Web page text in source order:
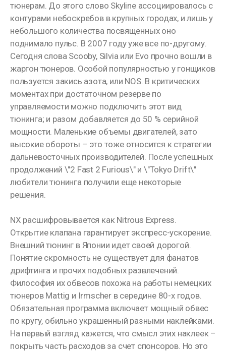
тюнерам. До этого слово Skyline ассоциировалось с
контурами небоскребов в крупных городах, и лишь у
небольшого количества посвященных оно
поднимало пульс. В 2007 году уже все по-другому.
Сегодня слова Scooby, Silvia или Evo прочно вошли в
жаргон тюнеров. Особой популярностью у гонщиков
пользуется закись азота, или NOS. В критических
моментах при достаточном резерве по
управляемости можно подключить этот вид
тюнинга; и разом добавляется до 50 % серийной
мощности. Маленькие объемы двигателей, зато
высокие обороты – это тоже относится к стратегии
дальневосточных производителей. После успешных
продолжений \"2 Fast 2 Furious\" и \"Tokyo Drift\"
любители тюнинга получили еще некоторые
решения.
NX расшифровывается как Nitrous Express.
Открытие клапана гарантирует экспресс-ускорение.
Внешний тюнинг в Японии идет своей дорогой.
Понятие скромность не существует для фанатов
дрифтинга и прочих подобных развлечений.
Философия их обвесов похожа на работы немецких
тюнеров Mattig и Irmscher в середине 80-х годов.
Обязательная программа включает мощный обвес
по кругу, обильно украшенный разными наклейками.
На первый взгляд кажется, что смысл этих наклеек –
покрыть часть расходов за счет спонсоров. Но это